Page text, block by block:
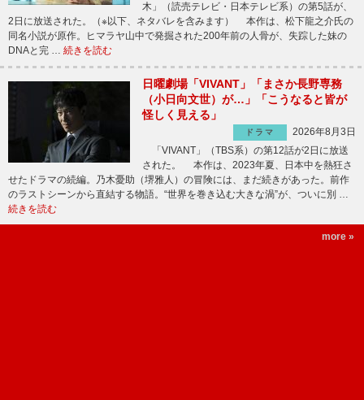
木」（読売テレビ・日本テレビ系）の第5話が、
2日に放送された。（※以下、ネタバレを含みます） 本作は、松下龍之介氏の
同名小説が原作。ヒマラヤ山中で発掘された200年前の人骨が、失踪した妹の
DNAと完 … 続きを読む
日曜劇場「VIVANT」「まさか長野専務
（小日向文世）が…」「こうなると皆が
怪しく見える」
ドラマ
2026年8月3日
「VIVANT」（TBS系）の第12話が2日に放送
された。 本作は、2023年夏、日本中を熱狂さ
せたドラマの続編。乃木憂助（堺雅人）の冒険には、まだ続きがあった。前作
のラストシーンから直結する物語。“世界を巻き込む大きな渦”が、ついに別 …
続きを読む
more »